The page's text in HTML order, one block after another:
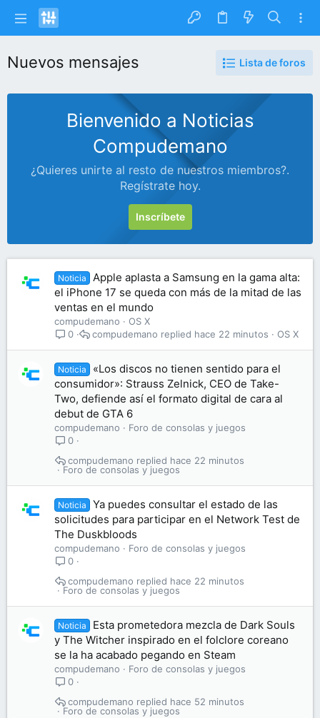
Nuevos mensajes Lista de foros
Bienvenido a Noticias
Compudemano
¿Quieres unirte al resto de nuestros miembros?.
Regístrate hoy.
Inscríbete
Noticia
Apple aplasta a Samsung en la gama alta:
el iPhone 17 se queda con más de la mitad de las
ventas en el mundo
compudemano
OS X
0
OS X
hace 22 minutos
compudemano
Noticia
«Los discos no tienen sentido para el
consumidor»: Strauss Zelnick, CEO de Take-
Two, defiende así el formato digital de cara al
debut de GTA 6
compudemano
Foro de consolas y juegos
0
Foro de consolas y juegos
hace 22 minutos
compudemano
Noticia
Ya puedes consultar el estado de las
solicitudes para participar en el Network Test de
The Duskbloods
compudemano
Foro de consolas y juegos
0
Foro de consolas y juegos
hace 22 minutos
compudemano
Noticia
Esta prometedora mezcla de Dark Souls
y The Witcher inspirado en el folclore coreano
se la ha acabado pegando en Steam
compudemano
Foro de consolas y juegos
0
Foro de consolas y juegos
hace 52 minutos
compudemano